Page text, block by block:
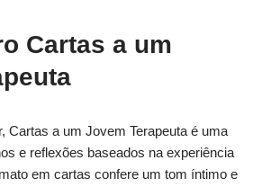
Cartas a um
Cartas a um Jovem Terapeuta é uma
e reflexões baseados na experiência
em cartas confere um tom íntimo e